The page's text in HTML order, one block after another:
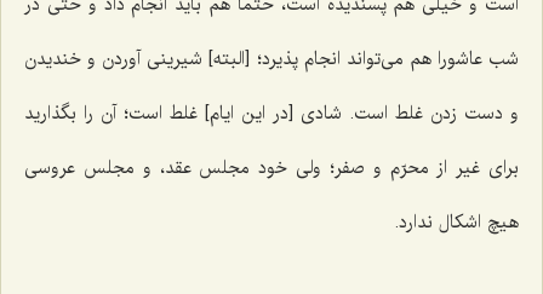
شب عاشورا هم می‌تواند انجام پذیرد؛ [البته] شیرینی آوردن و خندیدن
و دست زدن غلط است. شادی [در این ایام] غلط است؛ آن را بگذارید
برای غیر از محرّم و صفر؛ ولی خود مجلس عقد، و مجلس عروسی
هیچ اشکال ندارد.